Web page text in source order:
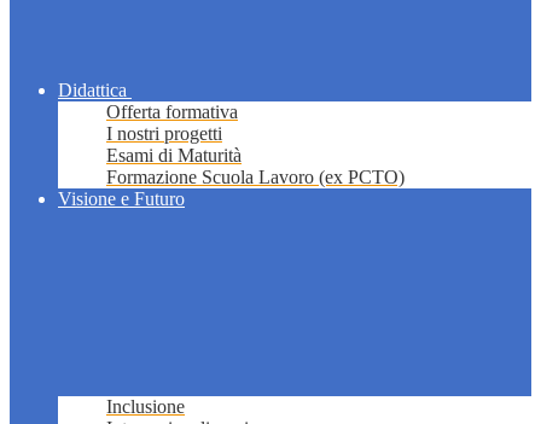
Didattica
Offerta formativa
I nostri progetti
Esami di Maturità
Formazione Scuola Lavoro (ex PCTO)
Visione e Futuro
Inclusione